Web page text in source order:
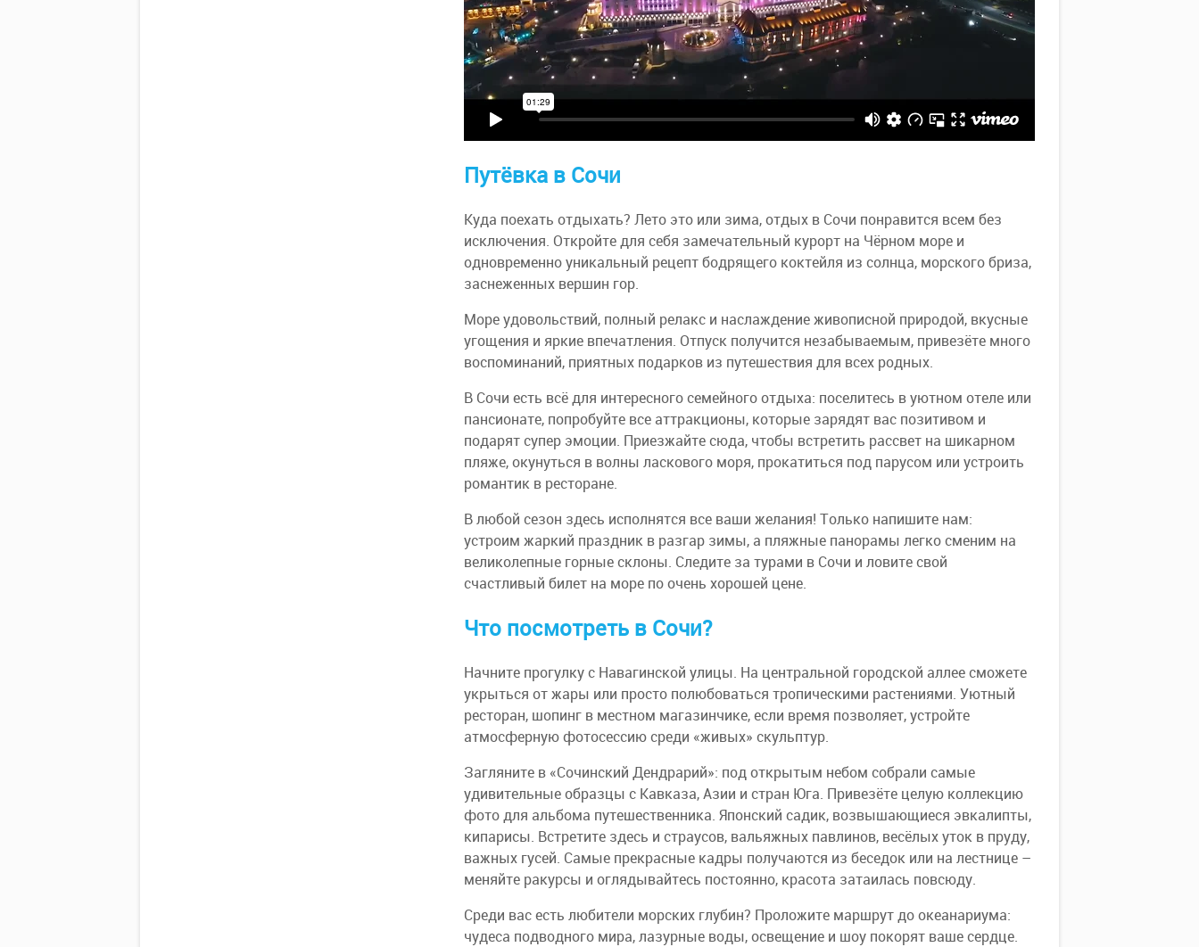
Путёвка в Сочи
Куда поехать отдыхать? Лето это или зима, отдых в Сочи понравится всем без
исключения. Откройте для себя замечательный курорт на Чёрном море и
одновременно уникальный рецепт бодрящего коктейля из солнца, морского бриза,
заснеженных вершин гор.
Море удовольствий, полный релакс и наслаждение живописной природой, вкусные
угощения и яркие впечатления. Отпуск получится незабываемым, привезёте много
воспоминаний, приятных подарков из путешествия для всех родных.
В Сочи есть всё для интересного семейного отдыха: поселитесь в уютном отеле или
пансионате, попробуйте все аттракционы, которые зарядят вас позитивом и
подарят супер эмоции. Приезжайте сюда, чтобы встретить рассвет на шикарном
пляже, окунуться в волны ласкового моря, прокатиться под парусом или устроить
романтик в ресторане.
В любой сезон здесь исполнятся все ваши желания! Только напишите нам:
устроим жаркий праздник в разгар зимы, а пляжные панорамы легко сменим на
великолепные горные склоны. Следите за турами в Сочи и ловите свой
счастливый билет на море по очень хорошей цене.
Что посмотреть в Сочи?
Начните прогулку с Навагинской улицы. На центральной городской аллее сможете
укрыться от жары или просто полюбоваться тропическими растениями. Уютный
ресторан, шопинг в местном магазинчике, если время позволяет, устройте
атмосферную фотосессию среди «живых» скульптур.
Загляните в «Сочинский Дендрарий»: под открытым небом собрали самые
удивительные образцы с Кавказа, Азии и стран Юга. Привезёте целую коллекцию
фото для альбома путешественника. Японский садик, возвышающиеся эвкалипты,
кипарисы. Встретите здесь и страусов, вальяжных павлинов, весёлых уток в пруду,
важных гусей. Самые прекрасные кадры получаются из беседок или на лестнице –
меняйте ракурсы и оглядывайтесь постоянно, красота затаилась повсюду.
Среди вас есть любители морских глубин? Проложите маршрут до океанариума:
чудеса подводного мира, лазурные воды, освещение и шоу покорят ваше сердце.